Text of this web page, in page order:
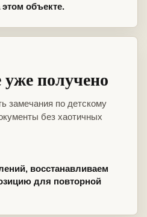
объекте.
получено
замечания по детскому
без хаотичных
восстанавливаем
для повторной